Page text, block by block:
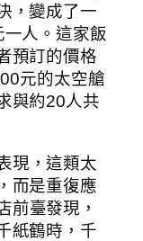
，變成了一
人。這家飯
預訂的價格
元的太空艙
與約20人共
現，這類太
而是重復應
前臺發現，
紙鶴時，千